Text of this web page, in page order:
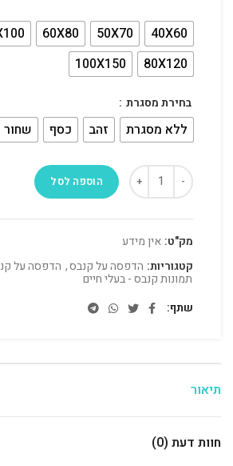
40X60
50X70
60X80
80X120
100X150
בחירת מסגרת
ללא מסגרת זהב כסף שחור
הוספה לסל
מק"ט: אין מידע
קטגוריות: הדפסה על קנבס, הדפסה על
תמונות קנבס - בעלי חיים
שתף
תיאור
חוות דעת (0)